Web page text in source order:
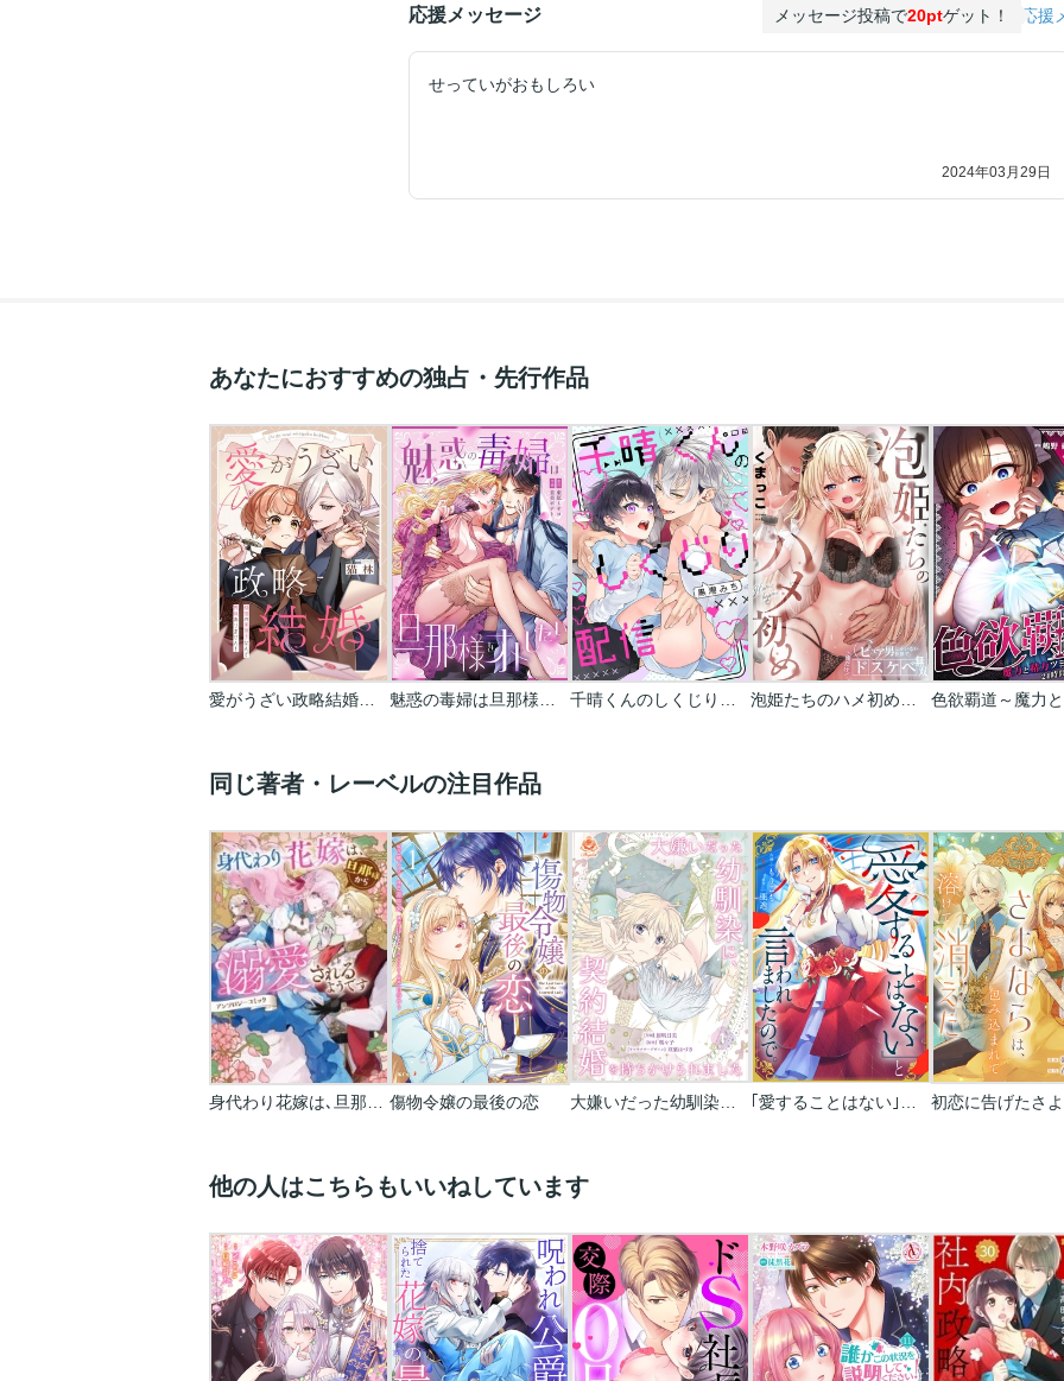
応援メッセージ メッセージ投稿で20ptゲット！ 応援
せっていがおもしろい
2024年03月29日
あなたにおすすめの独占・先行作品
愛がうざい政略結婚～傾国の美男子なんて興味ありません！ 魅惑の毒婦は旦那様をオトしたい 千晴くんのしくじり配信 泡姫たちのハメ初め～ピュア男しかいない世界で、俺だけドスケベ無双～
同じ著者・レーベルの注目作品
傷物令嬢の最後の恋
他の人はこちらもいいねしています